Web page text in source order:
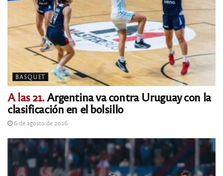
BASQUET
A las 21. Argentina va contra Uruguay con la
clasificación en el bolsillo
6 de agosto de 2026